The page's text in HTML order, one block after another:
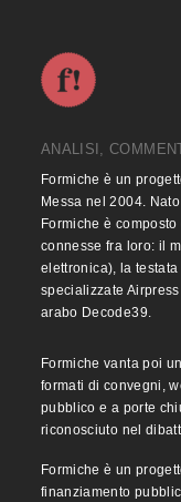
ANALISI,
Formiche è un
Messa nel 2004.
Formiche è
connesse fra loro: il
elettronica), la
specializzate
arabo Decode39.
Formiche vanta poi
formati di convegni,
pubblico e a porte
riconosciuto nel
Formiche è un
finanziamento